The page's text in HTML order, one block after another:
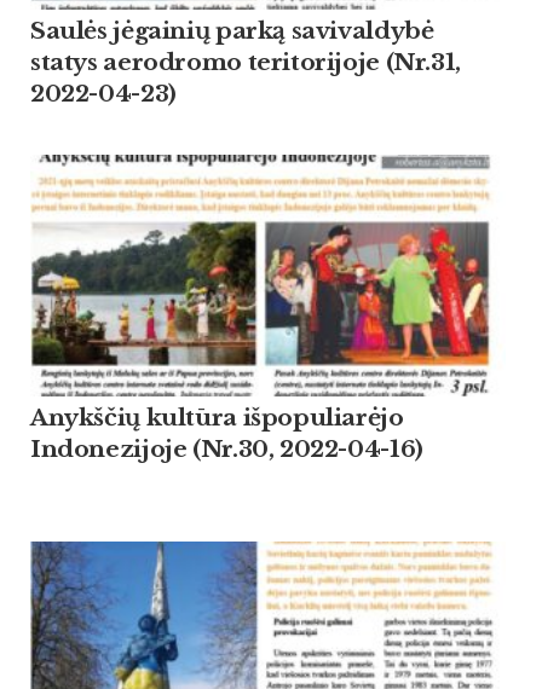
Saulės jėgainių parką savivaldybė
statys aerodromo teritorijoje (Nr.31,
2022-04-23)
Anykščių kultūra išpopuliarėjo
Indonezijoje (Nr.30, 2022-04-16)